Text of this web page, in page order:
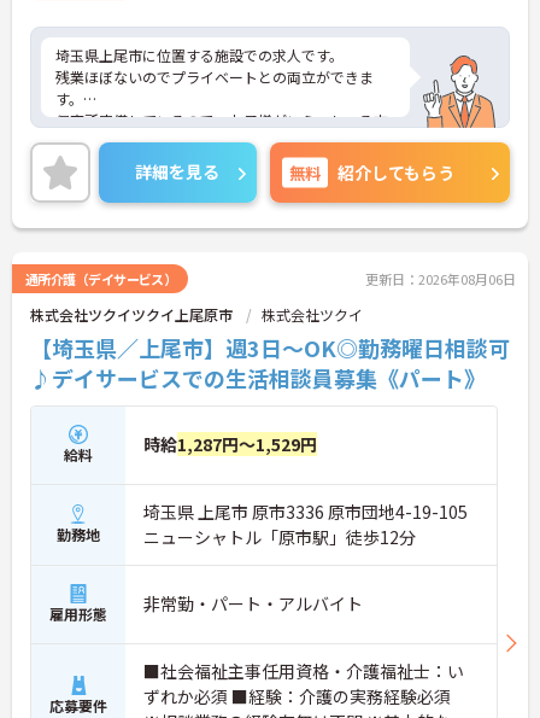
埼玉県上尾市に位置する施設での求人です。
残業ほぼないのでプライベートとの両立ができま
す。
保育所完備しているので、お子様がいらっしゃる方
でも安心してご就業していただけます。
ご興味のある方は、お気軽にお問い合わせくださ
い。
詳細を見る 無料 紹介してもらう
通所介護（デイサービス） 更新日：2026年08月06日
株式会社ツクイツクイ上尾原市 株式会社ツクイ
【埼玉県／上尾市】週3日～OK◎勤務曜日相談可
♪デイサービスでの生活相談員募集《パート》
給料 時給1,287円～1,529円
勤務地
埼玉県 上尾市 原市3336 原市団地4-19-105
ニューシャトル「原市駅」徒歩12分
雇用形態 非常勤・パート・アルバイト
応募要件
■社会福祉主事任用資格・介護福祉士：い
ずれか必須 ■経験：介護の実務経験必須